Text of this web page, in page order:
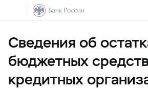
Сведения об
бюджетных
кредитных